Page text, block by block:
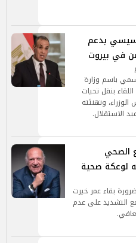
بدعم
في بيروت
باسم وزارة
بنقل تحيات
وتهنئته
الاستقلال.
الصحي
لوعكة صحية
بقاء عمر خيرت
التشديد على عدم